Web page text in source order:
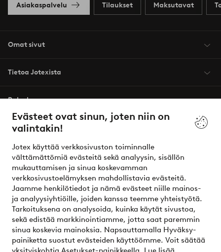
Evästeet ovat sinun, joten niin on
valintakin!
Jotex käyttää verkkosivuston toiminnalle
välttämättömiä evästeitä sekä analyysin, sisällön
mukauttamisen ja sinua koskevamman
verkkosivustoelämyksen mahdollistavia evästeitä.
Jaamme henkilötiedot ja nämä evästeet niille mainos-
ja analyysiyhtiöille, joiden kanssa teemme yhteistyötä.
Tarkoituksena on analysoida, kuinka käytät sivustoa,
sekä edistää markkinointiamme, jotta saat paremmin
sinua koskevia mainoksia. Napsauttamalla Hyväksy-
painiketta suostut evästeiden käyttöömme. Voit säätää
Asiakaspalvelu Tilaukset Maksutavat
Omat sivut
Tietoa Jotexista
Palvelumme
Ehdot
Ystävät
Turvalliset maksut – maksa nyt tai erissä
Haluatko tietää lisää maksuvaihtoehdoistamme?
elpy